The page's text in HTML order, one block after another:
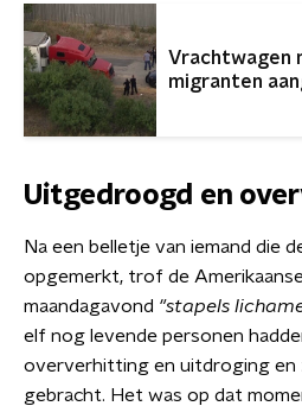
Vrachtwagen
migranten
Uitgedroogd en
Na een belletje van iemand die
opgemerkt, trof de
maandagavond "stapels
elf nog levende personen
oververhitting en uitdroging en
gebracht. Het was op dat